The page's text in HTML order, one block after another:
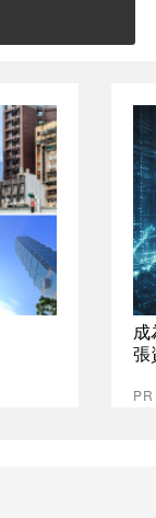
成
張